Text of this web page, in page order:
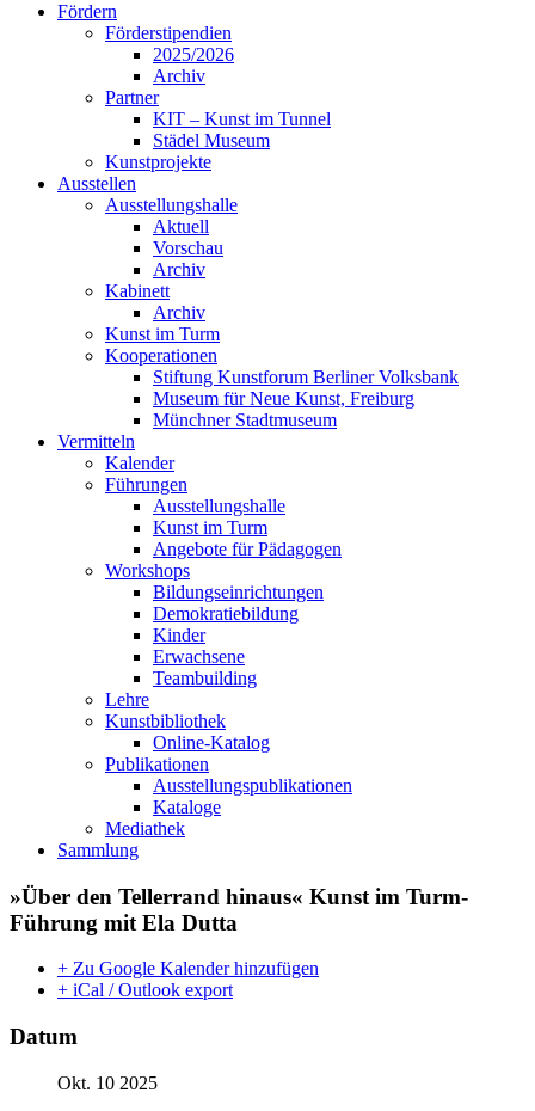
Fördern
Förderstipendien
2025/2026
Archiv
Partner
KIT – Kunst im Tunnel
Städel Museum
Kunstprojekte
Ausstellen
Ausstellungshalle
Aktuell
Vorschau
Archiv
Kabinett
Archiv
Kunst im Turm
Kooperationen
Stiftung Kunstforum Berliner Volksbank
Museum für Neue Kunst, Freiburg
Münchner Stadtmuseum
Vermitteln
Kalender
Führungen
Ausstellungshalle
Kunst im Turm
Angebote für Pädagogen
Workshops
Bildungseinrichtungen
Demokratiebildung
Kinder
Erwachsene
Teambuilding
Lehre
Kunstbibliothek
Online-Katalog
Publikationen
Ausstellungspublikationen
Kataloge
Mediathek
Sammlung
»Über den Tellerrand hinaus« Kunst im Turm-
Führung mit Ela Dutta
+ Zu Google Kalender hinzufügen
+ iCal / Outlook export
Datum
Okt. 10 2025